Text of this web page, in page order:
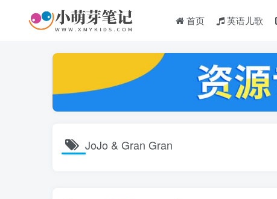
首页 英语儿歌
JoJo & Gran Gran